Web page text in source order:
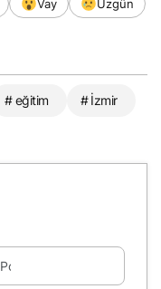
Vay
Üzgün
# eğitim # İzmir